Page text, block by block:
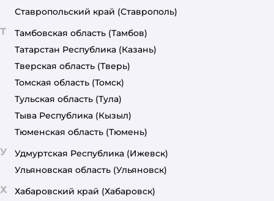
Ставропольский край (Ставрополь)
Т Тамбовская область (Тамбов)
Татарстан Республика (Казань)
Тверская область (Тверь)
Томская область (Томск)
Тульская область (Тула)
Тыва Республика (Кызыл)
Тюменская область (Тюмень)
У Удмуртская Республика (Ижевск)
Ульяновская область (Ульяновск)
Х Хабаровский край (Хабаровск)